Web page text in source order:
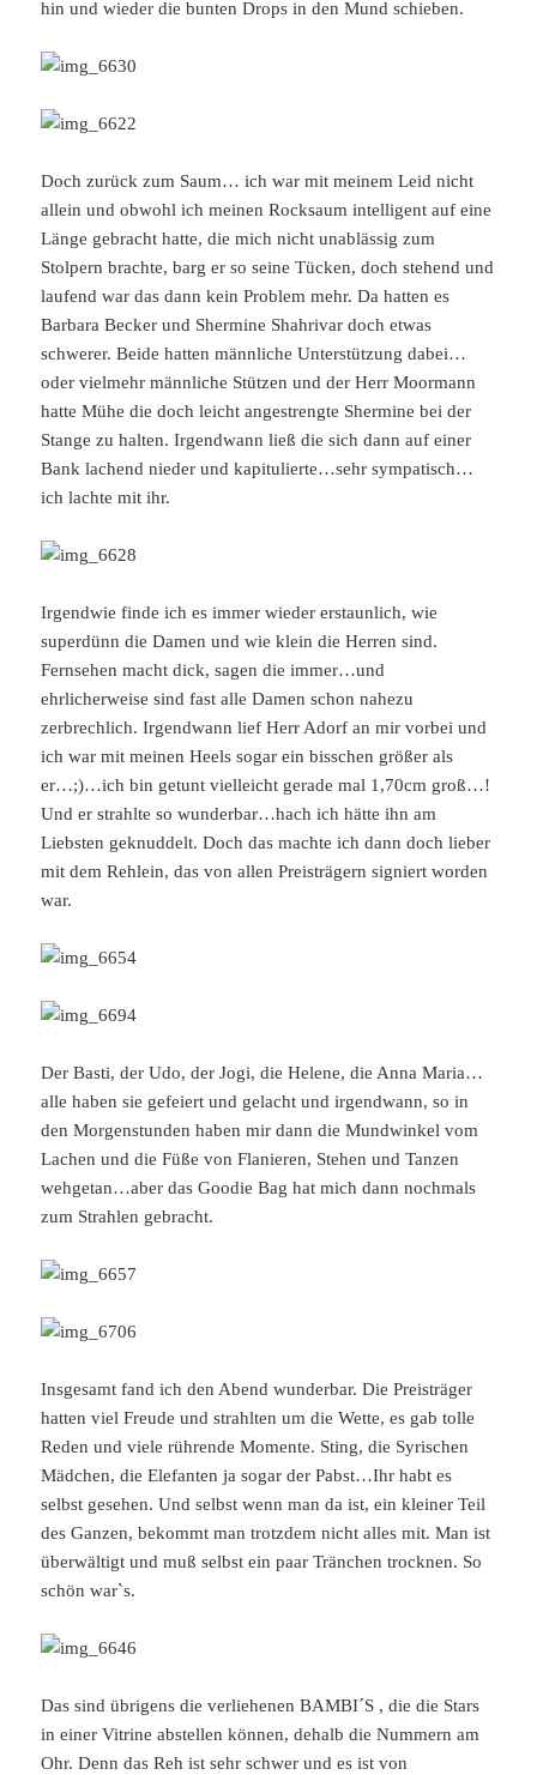
hin und wieder die bunten Drops in den Mund schieben.
Doch zurück zum Saum… ich war mit meinem Leid nicht
allein und obwohl ich meinen Rocksaum intelligent auf eine
Länge gebracht hatte, die mich nicht unablässig zum
Stolpern brachte, barg er so seine Tücken, doch stehend und
laufend war das dann kein Problem mehr. Da hatten es
Barbara Becker und Shermine Shahrivar doch etwas
schwerer. Beide hatten männliche Unterstützung dabei…
oder vielmehr männliche Stützen und der Herr Moormann
hatte Mühe die doch leicht angestrengte Shermine bei der
Stange zu halten. Irgendwann ließ die sich dann auf einer
Bank lachend nieder und kapitulierte…sehr sympatisch…
ich lachte mit ihr.
Irgendwie finde ich es immer wieder erstaunlich, wie
superdünn die Damen und wie klein die Herren sind.
Fernsehen macht dick, sagen die immer…und
ehrlicherweise sind fast alle Damen schon nahezu
zerbrechlich. Irgendwann lief Herr Adorf an mir vorbei und
ich war mit meinen Heels sogar ein bisschen größer als
er…;)…ich bin getunt vielleicht gerade mal 1,70cm groß…!
Und er strahlte so wunderbar…hach ich hätte ihn am
Liebsten geknuddelt. Doch das machte ich dann doch lieber
mit dem Rehlein, das von allen Preisträgern signiert worden
war.
Der Basti, der Udo, der Jogi, die Helene, die Anna Maria…
alle haben sie gefeiert und gelacht und irgendwann, so in
den Morgenstunden haben mir dann die Mundwinkel vom
Lachen und die Füße von Flanieren, Stehen und Tanzen
wehgetan…aber das Goodie Bag hat mich dann nochmals
zum Strahlen gebracht.
Insgesamt fand ich den Abend wunderbar. Die Preisträger
hatten viel Freude und strahlten um die Wette, es gab tolle
Reden und viele rührende Momente. Sting, die Syrischen
Mädchen, die Elefanten ja sogar der Pabst…Ihr habt es
selbst gesehen. Und selbst wenn man da ist, ein kleiner Teil
des Ganzen, bekommt man trotzdem nicht alles mit. Man ist
überwältigt und muß selbst ein paar Tränchen trocknen. So
schön war`s.
Das sind übrigens die verliehenen BAMBI´S , die die Stars
in einer Vitrine abstellen können, dehalb die Nummern am
Ohr. Denn das Reh ist sehr schwer und es ist von